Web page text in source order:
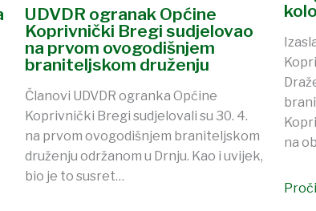
UDVDR ogranak Općine
Koprivnički Bregi sudjelovao
na prvom ovogodišnjem
braniteljskom druženju
Članovi UDVDR ogranka Općine
Koprivnički Bregi sudjelovali su 30. 4.
na prvom ovogodišnjem braniteljskom
druženju održanom u Drnju. Kao i uvijek,
bio je to susret…
na